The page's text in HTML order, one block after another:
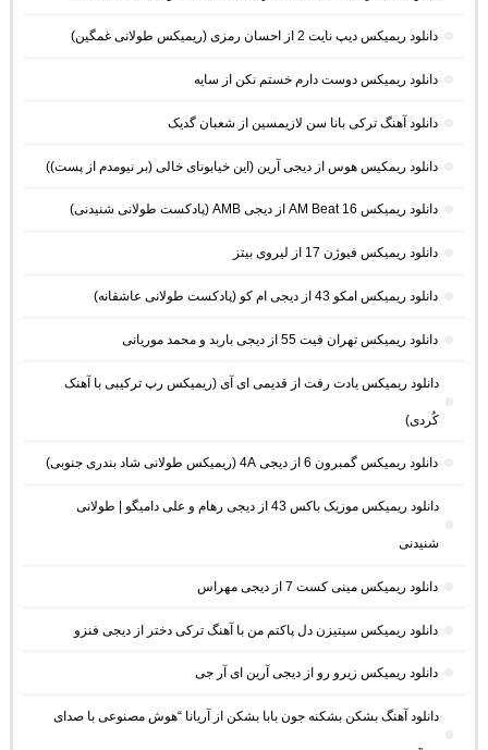
دانلود ریمیکس دیپ نایت 2 از احسان رمزی (ریمیکس طولانی غمگین)
دانلود ریمیکس دوست دارم خستم نکن از سایه
دانلود آهنگ ترکی بانا سن لازیمسین از شعبان گدیک
دانلود ریمکیس هوس از دیجی آرین (این خیابونای خالی (بر نیومدم از پست))
دانلود ریمیکس AM Beat 16 از دیجی AMB (پادکست طولانی شنیدنی)
دانلود ریمیکس فیوژن 17 از لیروی بیتز
دانلود ریمیکس امکو 43 از دیجی ام کو (پادکست طولانی عاشقانه)
دانلود ریمیکس تهران فیت 55 از دیجی باربد و محمد موریانی
دانلود ریمیکس یادت رفت از قدیمی ای آی (ریمیکس رپ ترکیبی با آهنک
کُردی)
دانلود ریمیکس گمبرون 6 از دیجی 4A (ریمیکس طولانی شاد بندری جنوبی)
دانلود ریمیکس موزیک باکس 43 از دیجی رهام و علی دامیگو | طولانی
شنیدنی
دانلود ریمیکس مینی کست 7 از دیجی مهراس
دانلود ریمیکس سیتیزن دل پاکتم من با آهنگ ترکی دختر از دیجی فنزو
دانلود ریمیکس زیرو رو از دیجی آرین ای آر جی
دانلود آهنگ بشکن بشکنه جون بابا بشکن از آریانا “هوش مصنوعی با صدای